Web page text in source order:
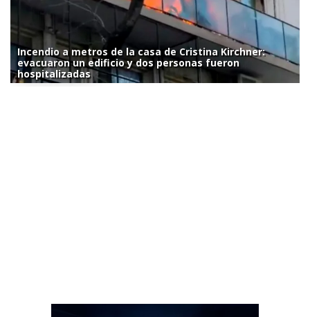
Incendio a metros de la casa de Cristina Kirchner:
evacuaron un edificio y dos personas fueron
hospitalizadas